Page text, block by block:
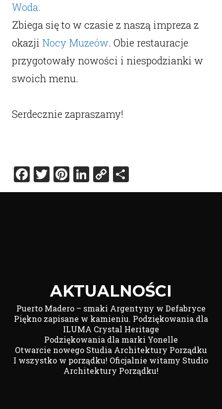
Woda.
Zbiega się to w czasie z naszą impreza z
okazji Nocy Muzeów. Obie restauracje
przygotowały nowości i niespodzianki w
swoich menu.
Serdecznie zapraszamy!
Facebook
Twitter
Pinterest
LinkedIn
Copy
Link
Share
AKTUALNOŚCI
Puerto Madero – smaki Argentyny w Defabryce
Piękno zapisane w kamieniu. Podziękowania dla
ILUMA Crystal Heritage
Podziękowania dla marki Yonelle
Otwarcie nowego Studia Architektury Porządku
I wszystko w porządku! Oficjalnie witamy Studio
Architektury Porządku!